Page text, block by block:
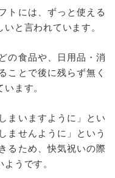
トには、ずっと使える
と言われています。
の食品や、日用品・消
ことで後に残らず無く
ます。
まいますように」とい
ませんように」という
るため、快気祝いの際
うです。